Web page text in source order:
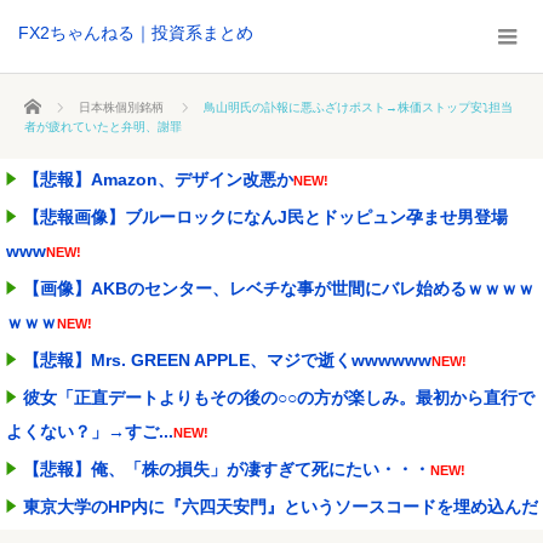
FX2ちゃんねる｜投資系まとめ
ホーム 日本株個別銘柄
鳥山明氏の訃報に悪ふざけポスト→株価ストップ安⤵担当
者が疲れていたと弁明、謝罪
【悲報】Amazon、デザイン改悪かNEW!
【悲報画像】ブルーロックになんJ民とドッピュン孕ませ男登場
wwwNEW!
【画像】AKBのセンター、レベチな事が世間にバレ始めるｗｗｗｗ
ｗｗｗNEW!
【悲報】Mrs. GREEN APPLE、マジで逝くwwwwwwNEW!
彼女「正直デートよりもその後の○○の方が楽しみ。最初から直行で
よくない？」→すご...NEW!
【悲報】俺、「株の損失」が凄すぎて死にたい・・・ NEW!
東京大学のHP内に『六四天安門』というソースコードを埋め込んだ